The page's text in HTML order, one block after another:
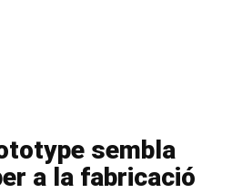
sembla
a la fabricació